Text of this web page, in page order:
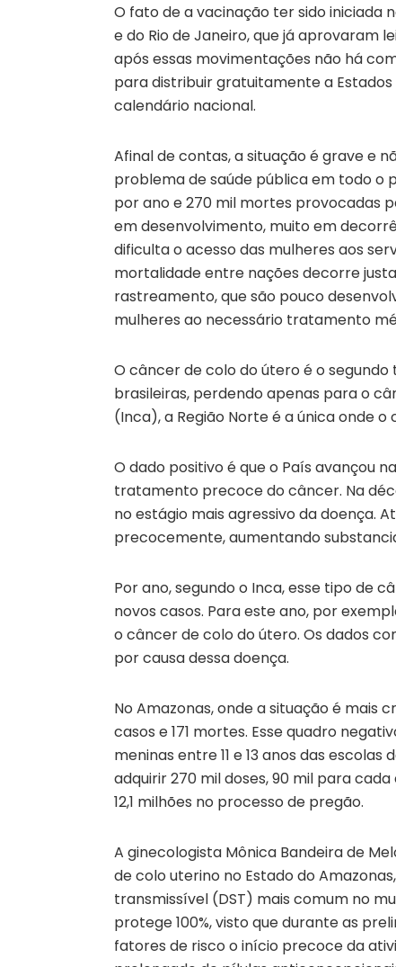
O fato de a vacinação ter sido iniciada
e do Rio de Janeiro, que já aprovaram
após essas movimentações não há
para distribuir gratuitamente a
calendário nacional.
Afinal de contas, a situação é grave e
problema de saúde pública em todo o
por ano e 270 mil mortes provocadas
em desenvolvimento, muito em
dificulta o acesso das mulheres aos
mortalidade entre nações decorre
rastreamento, que são pouco
mulheres ao necessário tratamento
O câncer de colo do útero é o
brasileiras, perdendo apenas para o
(Inca), a Região Norte é a única onde
O dado positivo é que o País avançou
tratamento precoce do câncer. Na
no estágio mais agressivo da doença.
precocemente, aumentando
Por ano, segundo o Inca, esse tipo de
novos casos. Para este ano, por
o câncer de colo do útero. Os dados
por causa dessa doença.
No Amazonas, onde a situação é mais
casos e 171 mortes. Esse quadro
meninas entre 11 e 13 anos das
adquirir 270 mil doses, 90 mil para
12,1 milhões no processo de pregão.
A ginecologista Mônica Bandeira de
de colo uterino no Estado do
transmissível (DST) mais comum no
protege 100%, visto que durante as
fatores de risco o início precoce da